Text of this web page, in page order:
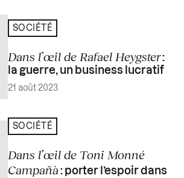
SOCIÉTÉ
Dans l’œil de Rafael Heygster:
la guerre, un business lucratif
21 août 2023
SOCIÉTÉ
Dans l’œil de Toni Monné
Campañà : porter l’espoir dans